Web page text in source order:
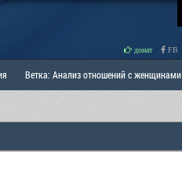
донат FB
Ветка: Анализ отношений с женщинами